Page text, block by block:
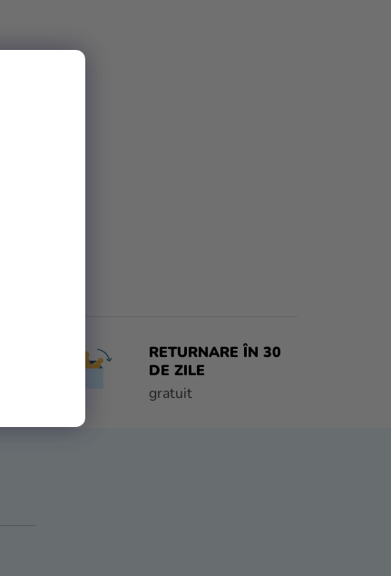
RETURNARE ÎN 30
DE ZILE
gratuit